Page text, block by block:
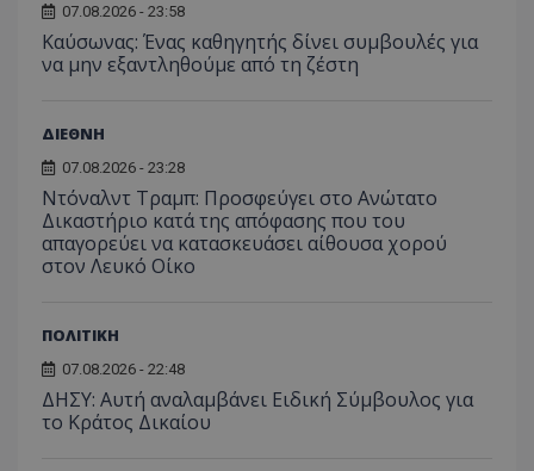
07.08.2026 - 23:58
Kαύσωνας: Ένας καθηγητής δίνει συμβουλές για
να μην εξαντληθούμε από τη ζέστη
ΔΙΕΘΝΗ
07.08.2026 - 23:28
Ντόναλντ Τραμπ: Προσφεύγει στο Ανώτατο
Δικαστήριο κατά της απόφασης που του
απαγορεύει να κατασκευάσει αίθουσα χορού
στον Λευκό Οίκο
ΠΟΛΙΤΙΚΗ
07.08.2026 - 22:48
ΔΗΣΥ: Αυτή αναλαμβάνει Ειδική Σύμβουλος για
το Κράτος Δικαίου